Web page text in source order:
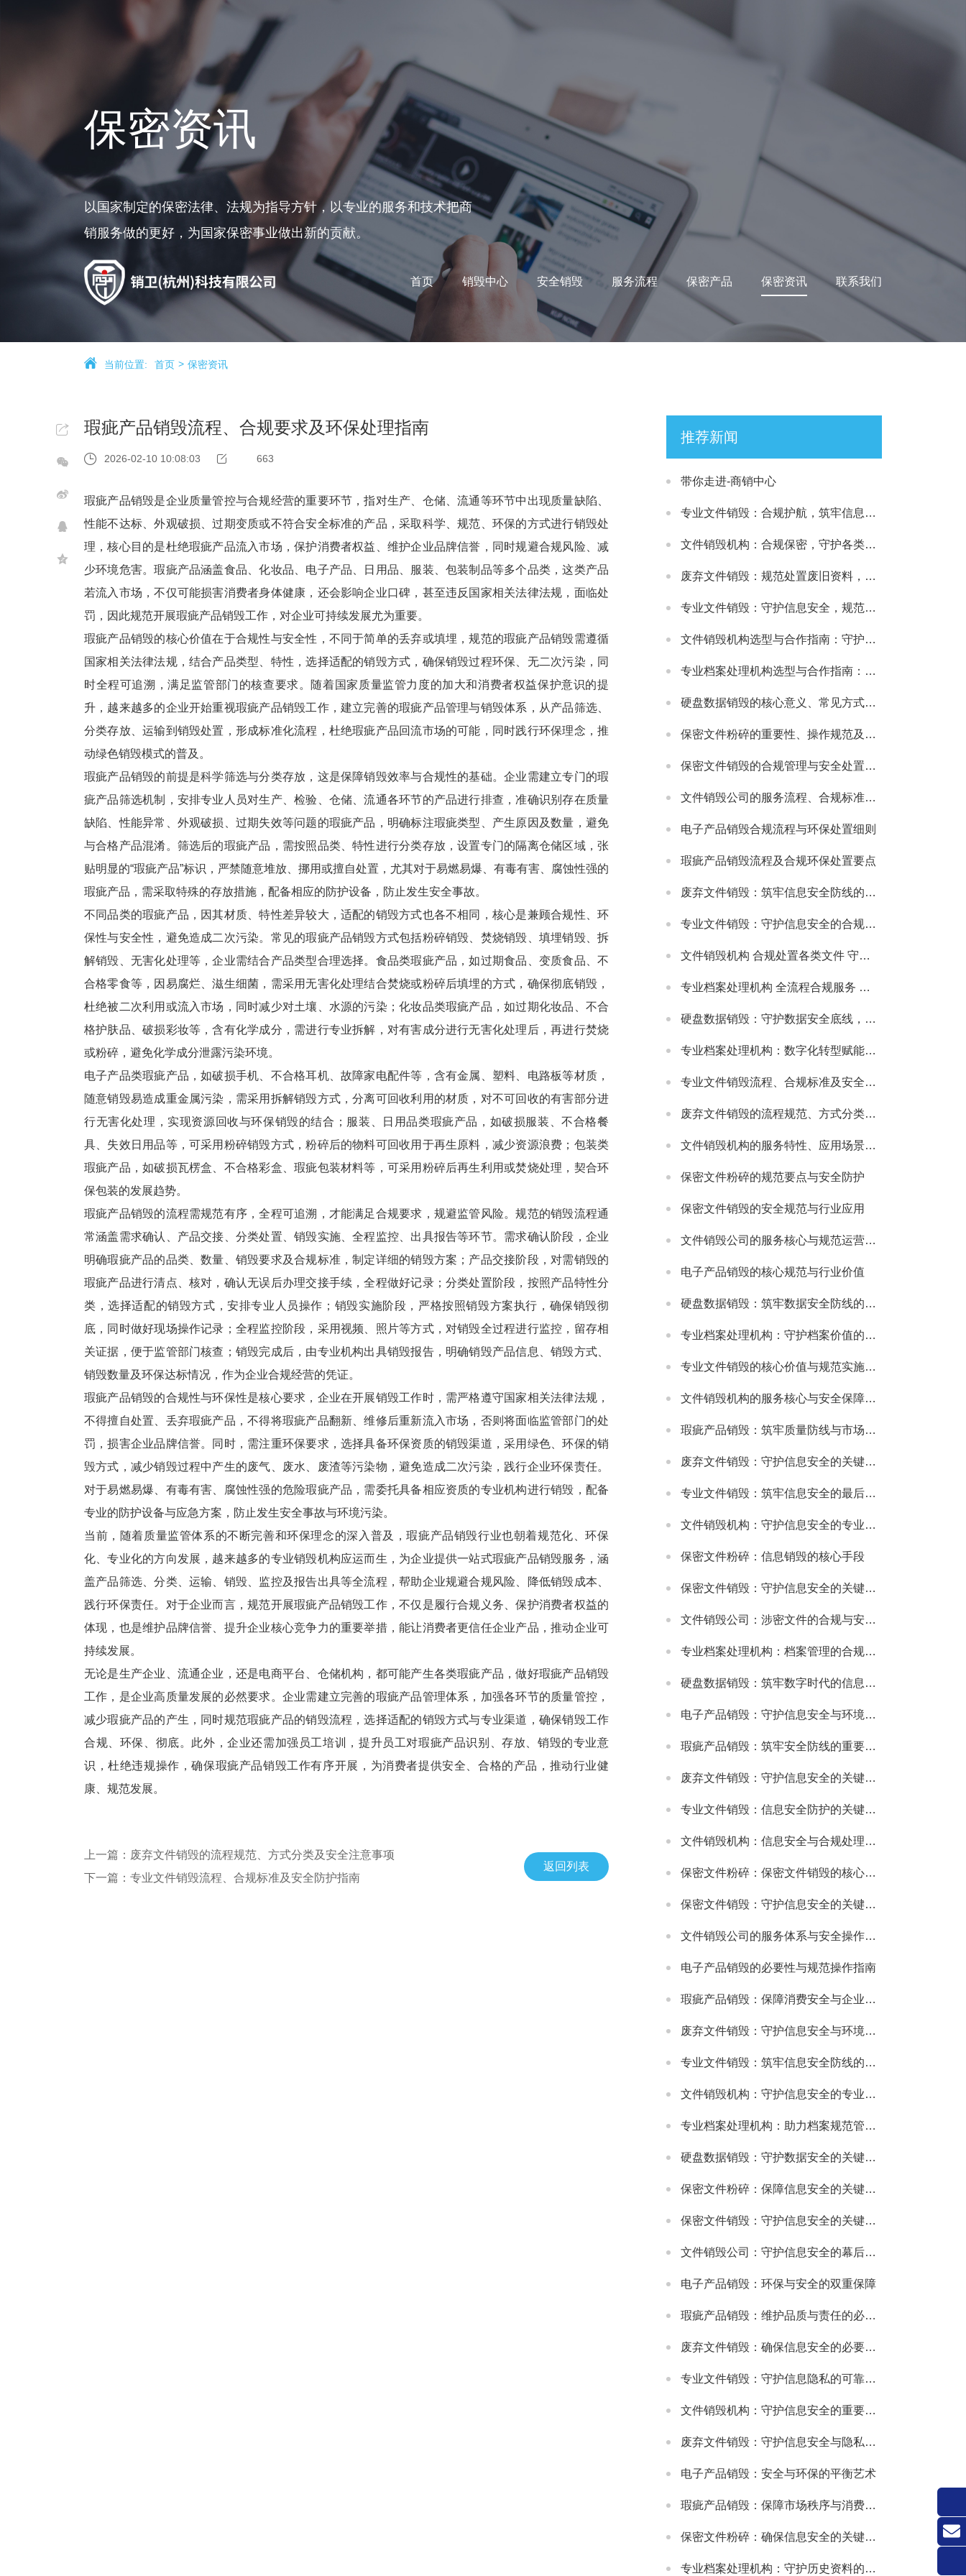
首页 销毁中心 安全销毁 服务流程 保密产品 保密资讯 联系我们
保密资讯
以国家制定的保密法律、法规为指导方针，以专业的服务和技术把商
销服务做的更好，为国家保密事业做出新的贡献。
当前位置: 首页 保密资讯
瑕疵产品销毁流程、合规要求及环保处理指南
2026-02-10 10:08:03 663
瑕疵产品销毁是企业质量管控与合规经营的重要环节，指对生产、仓储、流通等环节中出现质量缺陷、
性能不达标、外观破损、过期变质或不符合安全标准的产品，采取科学、规范、环保的方式进行销毁处
理，核心目的是杜绝瑕疵产品流入市场，保护消费者权益、维护企业品牌信誉，同时规避合规风险、减
少环境危害。瑕疵产品涵盖食品、化妆品、电子产品、日用品、服装、包装制品等多个品类，这类产品
若流入市场，不仅可能损害消费者身体健康，还会影响企业口碑，甚至违反国家相关法律法规，面临处
罚，因此规范开展瑕疵产品销毁工作，对企业可持续发展尤为重要。
瑕疵产品销毁的核心价值在于合规性与安全性，不同于简单的丢弃或填埋，规范的瑕疵产品销毁需遵循
国家相关法律法规，结合产品类型、特性，选择适配的销毁方式，确保销毁过程环保、无二次污染，同
时全程可追溯，满足监管部门的核查要求。随着国家质量监管力度的加大和消费者权益保护意识的提
升，越来越多的企业开始重视瑕疵产品销毁工作，建立完善的瑕疵产品管理与销毁体系，从产品筛选、
分类存放、运输到销毁处置，形成标准化流程，杜绝瑕疵产品回流市场的可能，同时践行环保理念，推
动绿色销毁模式的普及。
瑕疵产品销毁的前提是科学筛选与分类存放，这是保障销毁效率与合规性的基础。企业需建立专门的瑕
疵产品筛选机制，安排专业人员对生产、检验、仓储、流通各环节的产品进行排查，准确识别存在质量
缺陷、性能异常、外观破损、过期失效等问题的瑕疵产品，明确标注瑕疵类型、产生原因及数量，避免
与合格产品混淆。筛选后的瑕疵产品，需按照品类、特性进行分类存放，设置专门的隔离仓储区域，张
贴明显的“瑕疵产品”标识，严禁随意堆放、挪用或擅自处置，尤其对于易燃易爆、有毒有害、腐蚀性强的
瑕疵产品，需采取特殊的存放措施，配备相应的防护设备，防止发生安全事故。
不同品类的瑕疵产品，因其材质、特性差异较大，适配的销毁方式也各不相同，核心是兼顾合规性、环
保性与安全性，避免造成二次污染。常见的瑕疵产品销毁方式包括粉碎销毁、焚烧销毁、填埋销毁、拆
解销毁、无害化处理等，企业需结合产品类型合理选择。食品类瑕疵产品，如过期食品、变质食品、不
合格零食等，因易腐烂、滋生细菌，需采用无害化处理结合焚烧或粉碎后填埋的方式，确保彻底销毁，
杜绝被二次利用或流入市场，同时减少对土壤、水源的污染；化妆品类瑕疵产品，如过期化妆品、不合
格护肤品、破损彩妆等，含有化学成分，需进行专业拆解，对有害成分进行无害化处理后，再进行焚烧
或粉碎，避免化学成分泄露污染环境。
电子产品类瑕疵产品，如破损手机、不合格耳机、故障家电配件等，含有金属、塑料、电路板等材质，
随意销毁易造成重金属污染，需采用拆解销毁方式，分离可回收利用的材质，对不可回收的有害部分进
行无害化处理，实现资源回收与环保销毁的结合；服装、日用品类瑕疵产品，如破损服装、不合格餐
具、失效日用品等，可采用粉碎销毁方式，粉碎后的物料可回收用于再生原料，减少资源浪费；包装类
瑕疵产品，如破损瓦楞盒、不合格彩盒、瑕疵包装材料等，可采用粉碎后再生利用或焚烧处理，契合环
保包装的发展趋势。
瑕疵产品销毁的流程需规范有序，全程可追溯，才能满足合规要求，规避监管风险。规范的销毁流程通
常涵盖需求确认、产品交接、分类处置、销毁实施、全程监控、出具报告等环节。需求确认阶段，企业
明确瑕疵产品的品类、数量、销毁要求及合规标准，制定详细的销毁方案；产品交接阶段，对需销毁的
瑕疵产品进行清点、核对，确认无误后办理交接手续，全程做好记录；分类处置阶段，按照产品特性分
类，选择适配的销毁方式，安排专业人员操作；销毁实施阶段，严格按照销毁方案执行，确保销毁彻
底，同时做好现场操作记录；全程监控阶段，采用视频、照片等方式，对销毁全过程进行监控，留存相
关证据，便于监管部门核查；销毁完成后，由专业机构出具销毁报告，明确销毁产品信息、销毁方式、
销毁数量及环保达标情况，作为企业合规经营的凭证。
瑕疵产品销毁的合规性与环保性是核心要求，企业在开展销毁工作时，需严格遵守国家相关法律法规，
不得擅自处置、丢弃瑕疵产品，不得将瑕疵产品翻新、维修后重新流入市场，否则将面临监管部门的处
罚，损害企业品牌信誉。同时，需注重环保要求，选择具备环保资质的销毁渠道，采用绿色、环保的销
毁方式，减少销毁过程中产生的废气、废水、废渣等污染物，避免造成二次污染，践行企业环保责任。
对于易燃易爆、有毒有害、腐蚀性强的危险瑕疵产品，需委托具备相应资质的专业机构进行销毁，配备
专业的防护设备与应急方案，防止发生安全事故与环境污染。
当前，随着质量监管体系的不断完善和环保理念的深入普及，瑕疵产品销毁行业也朝着规范化、环保
化、专业化的方向发展，越来越多的专业销毁机构应运而生，为企业提供一站式瑕疵产品销毁服务，涵
盖产品筛选、分类、运输、销毁、监控及报告出具等全流程，帮助企业规避合规风险、降低销毁成本、
践行环保责任。对于企业而言，规范开展瑕疵产品销毁工作，不仅是履行合规义务、保护消费者权益的
体现，也是维护品牌信誉、提升企业核心竞争力的重要举措，能让消费者更信任企业产品，推动企业可
持续发展。
无论是生产企业、流通企业，还是电商平台、仓储机构，都可能产生各类瑕疵产品，做好瑕疵产品销毁
工作，是企业高质量发展的必然要求。企业需建立完善的瑕疵产品管理体系，加强各环节的质量管控，
减少瑕疵产品的产生，同时规范瑕疵产品的销毁流程，选择适配的销毁方式与专业渠道，确保销毁工作
合规、环保、彻底。此外，企业还需加强员工培训，提升员工对瑕疵产品识别、存放、销毁的专业意
识，杜绝违规操作，确保瑕疵产品销毁工作有序开展，为消费者提供安全、合格的产品，推动行业健
康、规范发展。
上一篇：废弃文件销毁的流程规范、方式分类及安全注意事项
下一篇：专业文件销毁流程、合规标准及安全防护指南
返回列表
推荐新闻
带你走进-商销中心
专业文件销毁：合规护航，筑牢信息安全处置防线
文件销毁机构：合规保密，守护各类文件安全处置需求
废弃文件销毁：规范处置废旧资料，筑牢信息安全防线
专业文件销毁：守护信息安全，规范处理各类涉密载体
文件销毁机构选型与合作指南：守护文件安全与合规处置的可靠选择
专业档案处理机构选型与合作指南：守护档案安全与合规的可靠伙伴
硬盘数据销毁的核心意义、常见方式及安全注意事项
保密文件粉碎的重要性、操作规范及适配场景详解
保密文件销毁的合规管理与安全处置全流程解析
文件销毁公司的服务流程、合规标准及合作适配指南
电子产品销毁合规流程与环保处置细则
瑕疵产品销毁流程及合规环保处置要点
废弃文件销毁：筑牢信息安全防线的必要举措
专业文件销毁：守护信息安全的合规解决方案
文件销毁机构 合规处置各类文件 守护信息安全无忧
专业档案处理机构 全流程合规服务 助力政企档案管理提质增效
硬盘数据销毁：守护数据安全底线，主流服务公司实力解析
专业档案处理机构：数字化转型赋能，主流机构实力与行业发展解析
专业文件销毁流程、合规标准及安全防护指南
废弃文件销毁的流程规范、方式分类及安全注意事项
文件销毁机构的服务特性、应用场景及选型要点解析
保密文件粉碎的规范要点与安全防护
保密文件销毁的安全规范与行业应用
文件销毁公司的服务核心与规范运营要点
电子产品销毁的核心规范与行业价值
硬盘数据销毁：筑牢数据安全防线的关键举措
专业档案处理机构：守护档案价值的规范化服务载体
专业文件销毁的核心价值与规范实施指南
文件销毁机构的服务核心与安全保障体系
瑕疵产品销毁：筑牢质量防线与市场规范的重要举措
废弃文件销毁：守护信息安全的关键环节
专业文件销毁：筑牢信息安全的最后防线
文件销毁机构：守护信息安全的专业屏障
保密文件粉碎：信息销毁的核心手段
保密文件销毁：守护信息安全的关键环节
文件销毁公司：涉密文件的合规与安全销毁服务
专业档案处理机构：档案管理的合规与高效解决方案
硬盘数据销毁：筑牢数字时代的信息安全防线
电子产品销毁：守护信息安全与环境健康的重要环节
瑕疵产品销毁：筑牢安全防线的重要举措
废弃文件销毁：守护信息安全的关键防线
专业文件销毁：信息安全防护的关键环节
文件销毁机构：信息安全与合规处理的专业选择
保密文件粉碎：保密文件销毁的核心实施方式
保密文件销毁：守护信息安全的关键环节
文件销毁公司的服务体系与安全操作规范
电子产品销毁的必要性与规范操作指南
瑕疵产品销毁：保障消费安全与企业信誉的关键举措
废弃文件销毁：守护信息安全与环境的重要环节
专业文件销毁：筑牢信息安全防线的关键环节
文件销毁机构：守护信息安全的专业服务选择
专业档案处理机构：助力档案规范管理与安全保障
硬盘数据销毁：守护数据安全的关键环节
保密文件粉碎：保障信息安全的关键步骤
保密文件销毁：守护信息安全的关键环节
文件销毁公司：守护信息安全的幕后卫士
电子产品销毁：环保与安全的双重保障
瑕疵产品销毁：维护品质与责任的必要之举
废弃文件销毁：确保信息安全的必要措施
专业文件销毁：守护信息隐私的可靠方式
文件销毁机构：守护信息安全的重要防线
废弃文件销毁：守护信息安全与隐私的关键环节
电子产品销毁：安全与环保的平衡艺术
瑕疵产品销毁：保障市场秩序与消费者权益的关键举措
保密文件粉碎：确保信息安全的关键环节
专业档案处理机构：守护历史资料的可靠伙伴